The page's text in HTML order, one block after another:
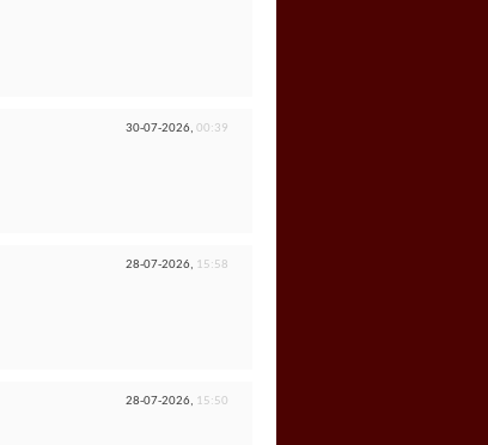
30-07-2026, 00:39
28-07-2026, 15:58
28-07-2026, 15:50